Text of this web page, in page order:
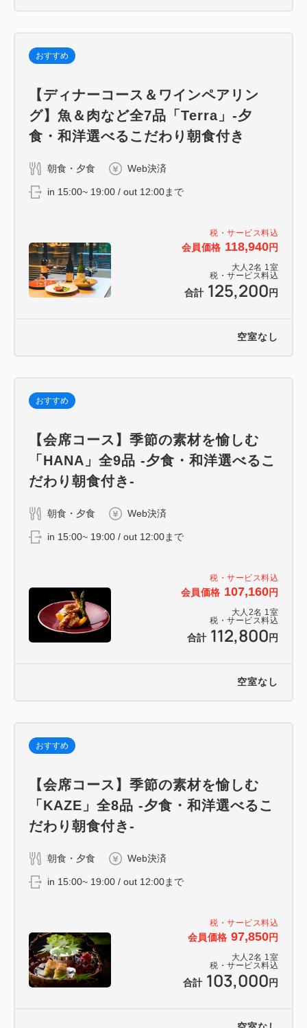
税・サービス料込
会員価格 118,940円
大人 2名 1室
税・サービス料込
合計 125,200 円
おすすめ
【ディナーコース＆ワインペアリン
グ】魚＆肉など全7品「Terra」-夕
食・和洋選べるこだわり朝食付き
朝食・夕食 Web決済
in 15:00~ 19:00 / out 12:00まで
空室なし
税・サービス料込
会員価格 107,160円
大人 2名 1室
税・サービス料込
合計 112,800 円
おすすめ
【会席コース】季節の素材を愉しむ
「HANA」全9品 -夕食・和洋選べるこ
だわり朝食付き-
朝食・夕食 Web決済
in 15:00~ 19:00 / out 12:00まで
空室なし
税・サービス料込
会員価格 97,850円
大人 2名 1室
税・サービス料込
合計 103,000 円
おすすめ
【会席コース】季節の素材を愉しむ
「KAZE」全8品 -夕食・和洋選べるこ
だわり朝食付き-
朝食・夕食 Web決済
in 15:00~ 19:00 / out 12:00まで